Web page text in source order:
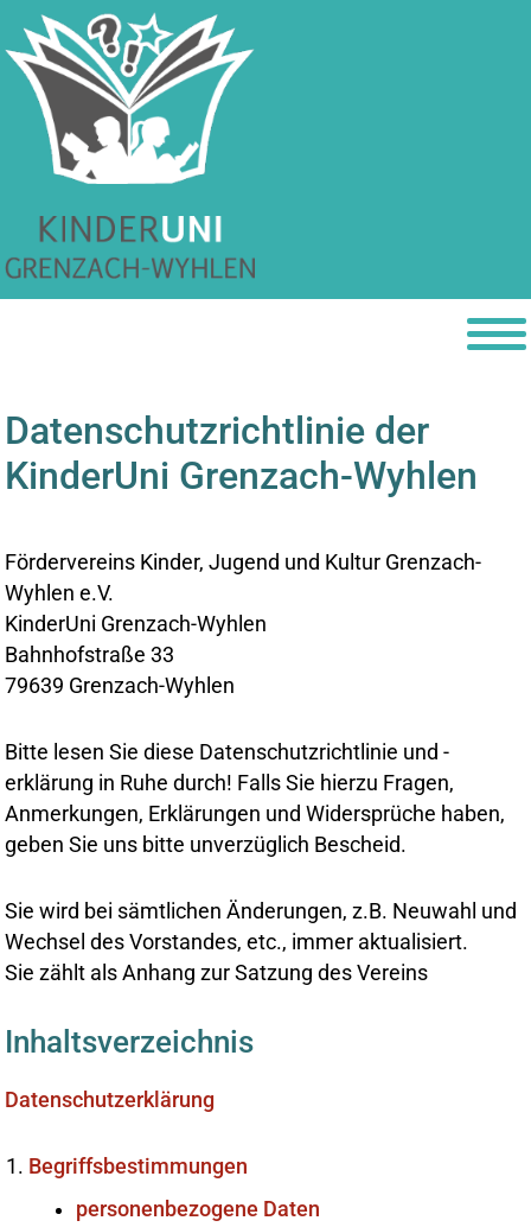
Datenschutzrichtlinie der
KinderUni Grenzach-Wyhlen
Fördervereins Kinder, Jugend und Kultur Grenzach-
Wyhlen e.V.
KinderUni Grenzach-Wyhlen
Bahnhofstraße 33
79639 Grenzach-Wyhlen
Bitte lesen Sie diese Datenschutzrichtlinie und -
erklärung in Ruhe durch! Falls Sie hierzu Fragen,
Anmerkungen, Erklärungen und Widersprüche haben,
geben Sie uns bitte unverzüglich Bescheid.
Sie wird bei sämtlichen Änderungen, z.B. Neuwahl und
Wechsel des Vorstandes, etc., immer aktualisiert.
Sie zählt als Anhang zur Satzung des Vereins
Inhaltsverzeichnis
Datenschutzerklärung
Begriffsbestimmungen
personenbezogene Daten